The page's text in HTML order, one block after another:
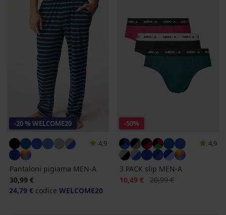
-20 % WELCOME20
4,9
Pantaloni pigiama MEN-A
30,99 €
24,79 € codice WELCOME20
-50%
4,9
3 PACK slip MEN-A
Sconto
10,49 € Prezzo originale
20,99 €